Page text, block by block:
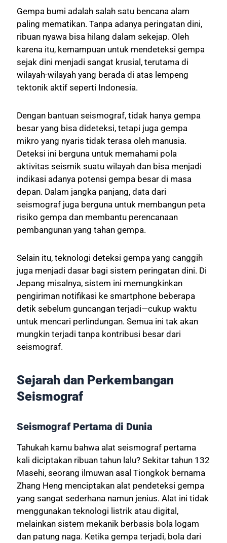
Gempa bumi adalah salah satu bencana alam
paling mematikan. Tanpa adanya peringatan dini,
ribuan nyawa bisa hilang dalam sekejap. Oleh
karena itu, kemampuan untuk mendeteksi gempa
sejak dini menjadi sangat krusial, terutama di
wilayah-wilayah yang berada di atas lempeng
tektonik aktif seperti Indonesia.
Dengan bantuan seismograf, tidak hanya gempa
besar yang bisa dideteksi, tetapi juga gempa
mikro yang nyaris tidak terasa oleh manusia.
Deteksi ini berguna untuk memahami pola
aktivitas seismik suatu wilayah dan bisa menjadi
indikasi adanya potensi gempa besar di masa
depan. Dalam jangka panjang, data dari
seismograf juga berguna untuk membangun peta
risiko gempa dan membantu perencanaan
pembangunan yang tahan gempa.
Selain itu, teknologi deteksi gempa yang canggih
juga menjadi dasar bagi sistem peringatan dini. Di
Jepang misalnya, sistem ini memungkinkan
pengiriman notifikasi ke smartphone beberapa
detik sebelum guncangan terjadi—cukup waktu
untuk mencari perlindungan. Semua ini tak akan
mungkin terjadi tanpa kontribusi besar dari
seismograf.
Sejarah dan Perkembangan
Seismograf
Seismograf Pertama di Dunia
Tahukah kamu bahwa alat seismograf pertama
kali diciptakan ribuan tahun lalu? Sekitar tahun 132
Masehi, seorang ilmuwan asal Tiongkok bernama
Zhang Heng menciptakan alat pendeteksi gempa
yang sangat sederhana namun jenius. Alat ini tidak
menggunakan teknologi listrik atau digital,
melainkan sistem mekanik berbasis bola logam
dan patung naga. Ketika gempa terjadi, bola dari